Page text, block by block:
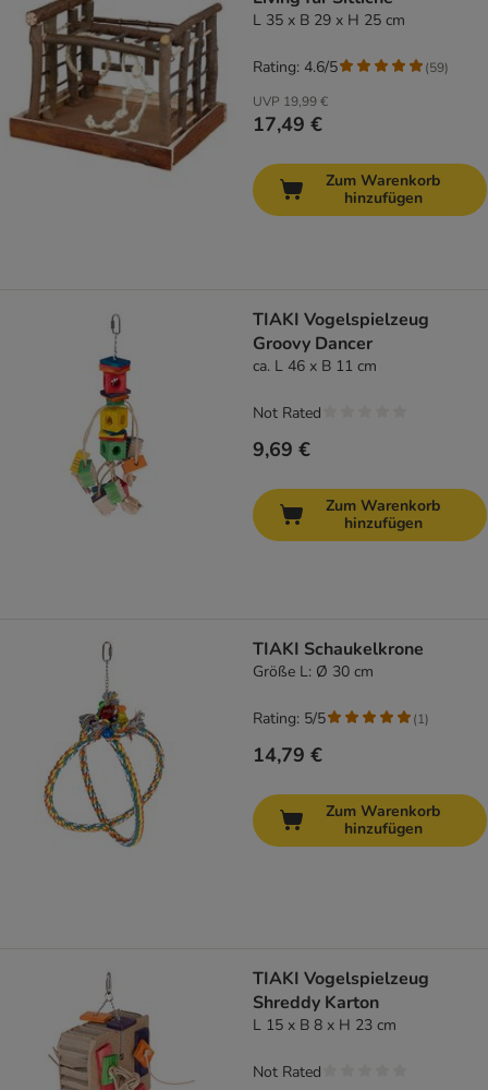
L 35 x B 29 x H 25 cm
UVP 19,99 €
17,49 €
Rating: 4.6/5 (59)
Zum Warenkorb
hinzufügen
TIAKI Vogelspielzeug
Groovy Dancer
ca. L 46 x B 11 cm
9,69 €
Not Rated
Zum Warenkorb
hinzufügen
TIAKI Schaukelkrone
Größe L: Ø 30 cm
14,79 €
Rating: 5/5 (1)
Zum Warenkorb
hinzufügen
TIAKI Vogelspielzeug
Shreddy Karton
L 15 x B 8 x H 23 cm
Not Rated